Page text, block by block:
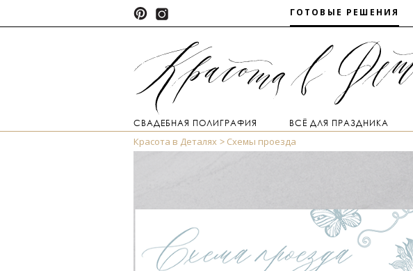
ГОТОВЫЕ РЕШЕНИЯ
СВАДЕБНАЯ ПОЛИГРАФИЯ ВСЁ ДЛЯ ПРАЗДНИКА
Красота в Деталях Схемы проезда